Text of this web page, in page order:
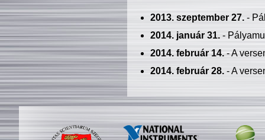
2013. szeptember 27.-
2014. január 31.-
2014. február 14.- A
2014. február 28.- A